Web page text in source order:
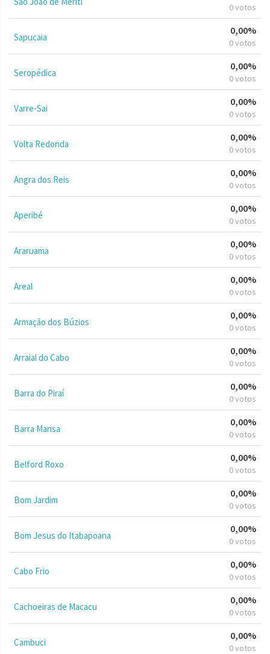
0 votos
Sapucaia
0,00%
0 votos
Seropédica
0,00%
0 votos
Varre-Sai
0,00%
0 votos
Volta Redonda
0,00%
0 votos
Angra dos Reis
0,00%
0 votos
Aperibé
0,00%
0 votos
Araruama
0,00%
0 votos
Areal
0,00%
0 votos
Armação dos Búzios
0,00%
0 votos
Arraial do Cabo
0,00%
0 votos
Barra do Piraí
0,00%
0 votos
Barra Mansa
0,00%
0 votos
Belford Roxo
0,00%
0 votos
Bom Jardim
0,00%
0 votos
Bom Jesus do Itabapoana
0,00%
0 votos
Cabo Frio
0,00%
0 votos
Cachoeiras de Macacu
0,00%
0 votos
Cambuci
0,00%
0 votos